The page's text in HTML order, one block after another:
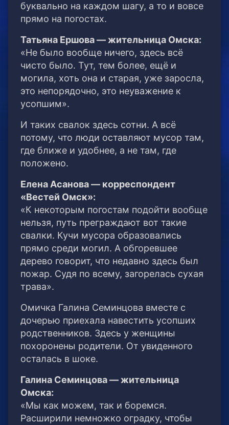
буквально на каждом шагу, а то и вовсе
прямо на погостах.
Татьяна Ершова — жительница Омска:
«Не было вообще ничего, здесь всё
чисто было. Тут, тем более, ещё и
могила, хоть она и старая, уже заросла,
это непорядочно, это неуважение к
усопшим».
И таких свалок здесь сотни. А всё
потому, что люди оставляют мусор там,
где ближе и удобнее, а не там, где
положено.
Елена Асанова — корреспондент
«Вестей Омск»:
«К некоторым погостам подойти вообще
нельзя, путь преграждают вот такие
свалки. Кучи мусора образовались
прямо среди могил. А обгоревшее
дерево говорит, что недавно здесь был
пожар. Судя по всему, загорелась сухая
трава».
Омичка Галина Семинцова вместе с
дочерью приехала навестить усопших
родственников. Здесь у женщины
похоронены родители. От увиденного
осталась в шоке.
Галина Семинцова — жительница
Омска:
«Мы как можем, так и боремся.
Расширили немножко оградку, чтобы